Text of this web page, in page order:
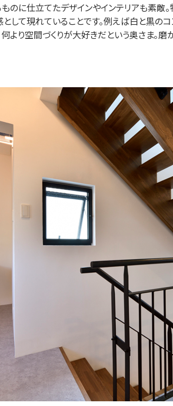
に仕立てたデザインやインテリアも素敵
して現れていることです。例えば白と黒の
より空間づくりが大好きだという奥さま。